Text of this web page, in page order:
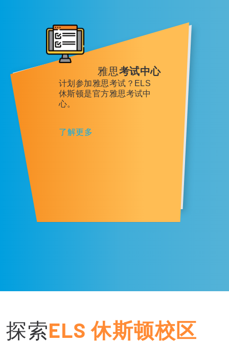
雅思考试中心
计划参加雅思考试？ELS
休斯顿是官方雅思考试中
心。
了解更多
探索ELS 休斯顿校区